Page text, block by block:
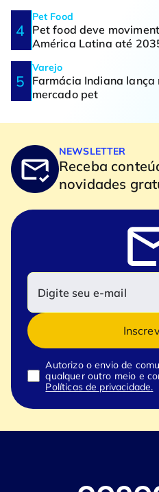
Pet Food
Pet food deve
América Latina até
Varejo
Farmácia Indiana
mercado pet
NEWSLETTER
Receba
novidades
Autorizo o envio de
qualquer outro meio e
Políticas de privacidade.